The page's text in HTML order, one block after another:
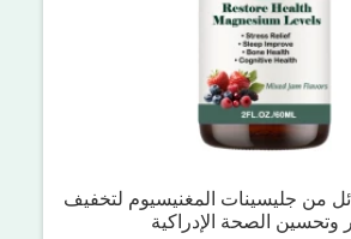
من جليسينات المغنيسيوم لتخفيف
وتحسين الصحة الإدراكية